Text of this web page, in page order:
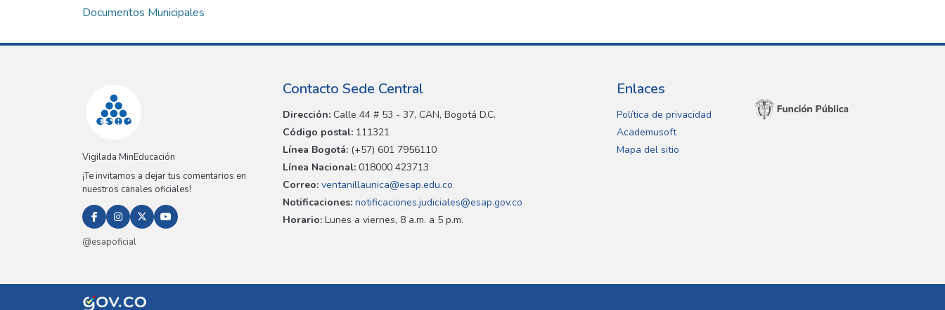
Documentos Municipales
Vigilada MinEducación
¡Te invitamos a dejar tus comentarios en
nuestros canales oficiales!
@esapoficial
Contacto Sede Central
Dirección: Calle 44 # 53 - 37, CAN, Bogotá D.C.
Código postal: 111321
Línea Bogotá: (+57) 601 7956110
Línea Nacional: 018000 423713
Correo: ventanillaunica@esap.edu.co
Notificaciones: notificaciones.judiciales@esap.gov.co
Horario: Lunes a viernes, 8 a.m. a 5 p.m.
Enlaces
Política de privacidad
Academusoft
Mapa del sitio